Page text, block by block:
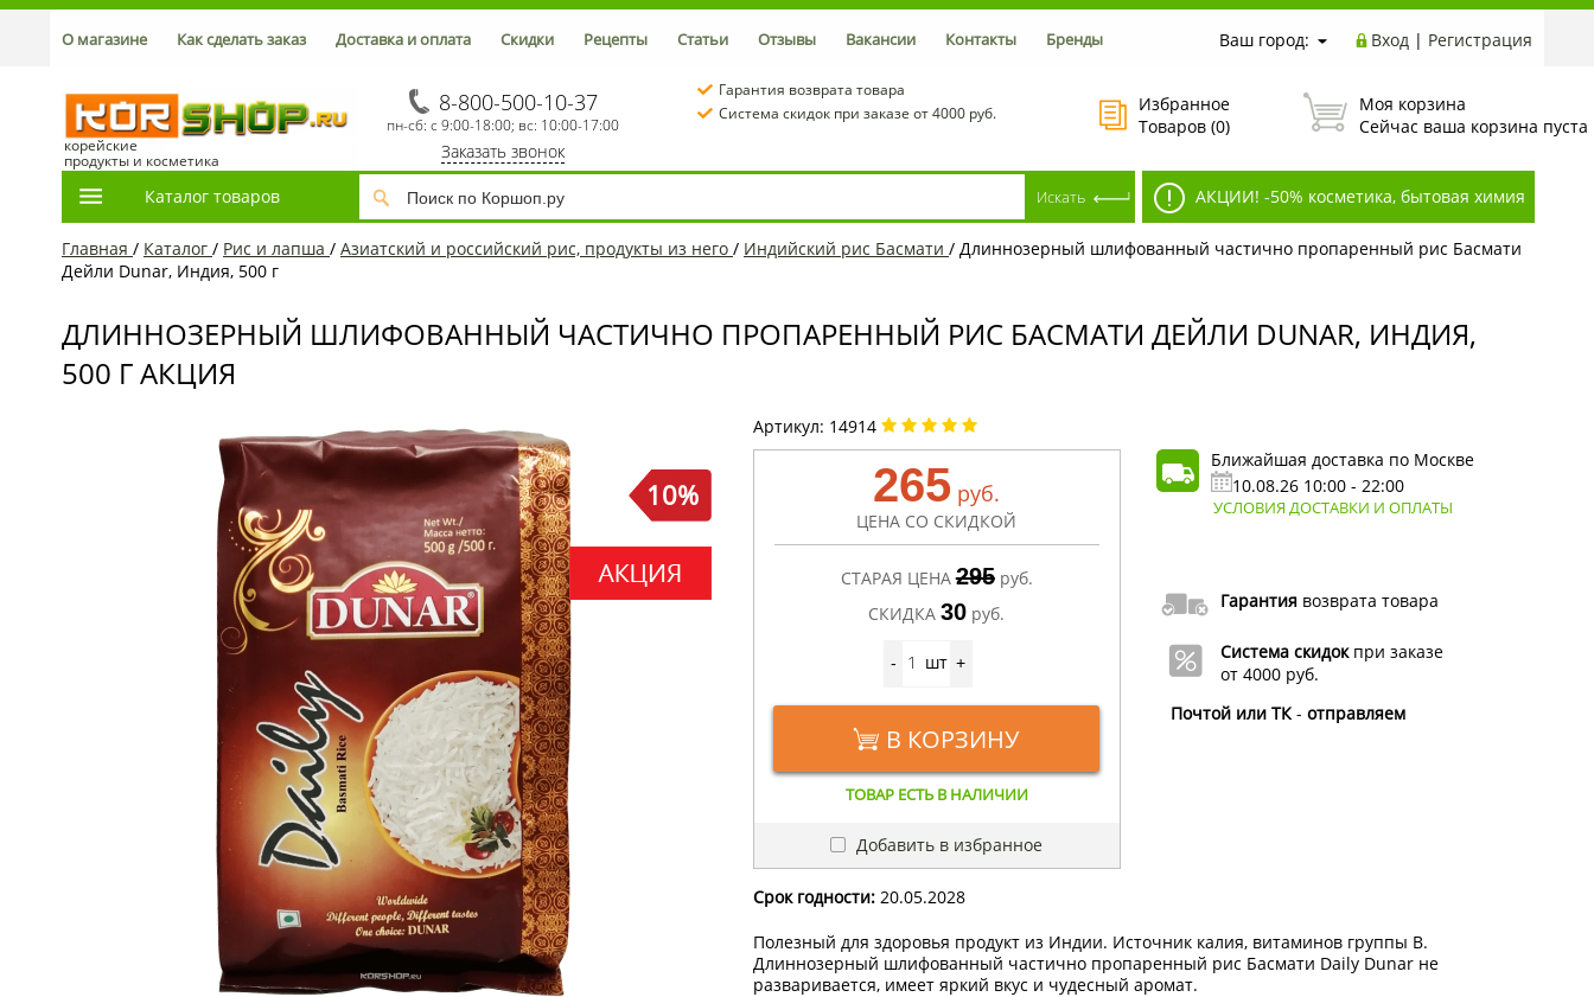
Ваш город: Вход | Регистрация
О магазине Как сделать заказ Доставка и оплата Скидки Рецепты Статьи Отзывы Вакансии Контакты Бренды
корейские
продукты и косметика
8-800-500-10-37
пн-сб: с 9:00-18:00; вс: 10:00-17:00
Заказать звонок
Гарантия возврата товара
Система скидок при заказе от 4000 руб.
Избранное
Товаров (0)
Моя корзина
Сейчас ваша корзина пуста
Каталог товаров АКЦИИ! -50% косметика, бытовая химия
Главная / Каталог / Рис и лапша / Азиатский и российский рис, продукты из него / Индийский рис Басмати / Длиннозерный шлифованный частично пропаренный рис Басмати
Дейли Dunar, Индия, 500 г
ДЛИННОЗЕРНЫЙ ШЛИФОВАННЫЙ ЧАСТИЧНО ПРОПАРЕННЫЙ РИС БАСМАТИ ДЕЙЛИ DUNAR, ИНДИЯ,
500 Г АКЦИЯ
10%
Артикул: 14914
265 руб.
ЦЕНА СО СКИДКОЙ
СТАРАЯ ЦЕНА 295 руб.
СКИДКА 30 руб.
- шт +
В КОРЗИНУ
ТОВАР ЕСТЬ В НАЛИЧИИ
Добавить в избранное
Ближайшая доставка по Москве
10.08.26 10:00 - 22:00
УСЛОВИЯ ДОСТАВКИ И ОПЛАТЫ
Гарантиявозврата товара
Система скидокпри заказе
от 4000 руб.
Почтой или ТК- отправляем
Срок годности:20.05.2028
Полезный для здоровья продукт из Индии. Источник калия, витаминов группы В.
Длиннозерный шлифованный частично пропаренный рис Басмати Daily Dunar не
разваривается, имеет яркий вкус и чудесный аромат.